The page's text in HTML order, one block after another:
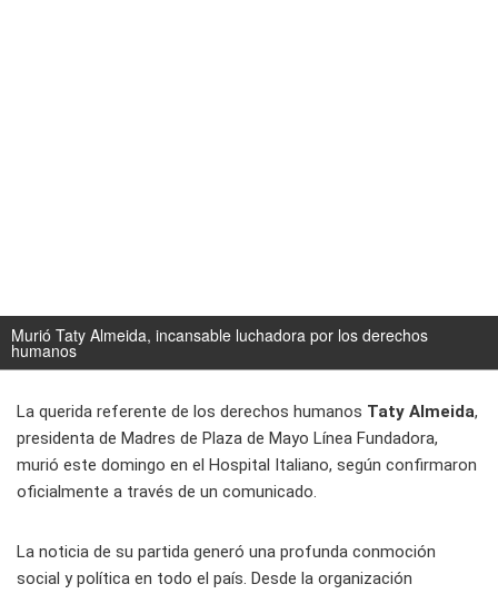
Murió Taty Almeida, incansable luchadora por los derechos
humanos
La querida referente de los derechos humanos Taty Almeida,
presidenta de Madres de Plaza de Mayo Línea Fundadora,
murió este domingo en el Hospital Italiano, según confirmaron
oficialmente a través de un comunicado.
La noticia de su partida generó una profunda conmoción
social y política en todo el país. Desde la organización